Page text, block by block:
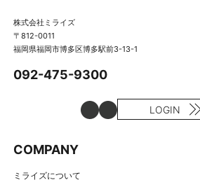
株式会社ミライズ
〒812-0011
福岡県福岡市博多区博多駅前3-13-1
092-475-9300
LOGIN
COMPANY
ミライズについて